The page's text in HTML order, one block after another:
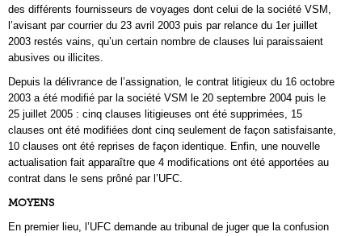
des différents fournisseurs de voyages dont celui de la société VSM,
l’avisant par courrier du 23 avril 2003 puis par relance du 1er juillet
2003 restés vains, qu’un certain nombre de clauses lui paraissaient
abusives ou illicites.
Depuis la délivrance de l’assignation, le contrat litigieux du 16 octobre
2003 a été modifié par la société VSM le 20 septembre 2004 puis le
25 juillet 2005 : cinq clauses litigieuses ont été supprimées, 15
clauses ont été modifiées dont cinq seulement de façon satisfaisante,
10 clauses ont été reprises de façon identique. Enfin, une nouvelle
actualisation fait apparaître que 4 modifications ont été apportées au
contrat dans le sens prôné par l’UFC.
MOYENS
En premier lieu, l’UFC demande au tribunal de juger que la confusion